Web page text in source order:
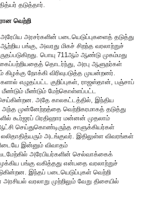
தடுத்தார்.
வெற்றி
அரசர்களின் படையெடுப்புகளைத் தடுத்து
ஆற்றிய பங்கு, அவரது மிகச் சிறந்த வரலாற்றுச்
பொயு 711ஆம் ஆண்டு முகம்மது
கைப்பற்றியதைத் தொடர்ந்து, அரபு ஆளுநர்கள்
நோக்கி விரிவுபடுத்த முயன்றனர்.
எழுதப்பட்ட குறிப்புகள், ராஜஸ்தான், பஞ்சாப்
மீண்டும் மீண்டும் மேற்கொள்ளப்பட்ட
செய்கின்றன. அதே காலகட்டத்தில், இந்திய
முன்னேற்றத்தை வெற்றிகரமாகத் தடுத்து
கூர்ஜரப் பிரதிஹார மன்னன் முதலாம்
செய்துகொண்டிருந்த சாளுக்கியர்கள்
அடங்குவர். இதிலுள்ள விவரங்கள்
இன்னும் விவாதம்
அரேபியர்களின் செல்வாக்கைக்
பங்கு வகித்தது என்பதை வரலாற்றுச்
இந்தப் படையெடுப்புகள் வெற்றி
வரலாறு முற்றிலும் வேறு திசையில்